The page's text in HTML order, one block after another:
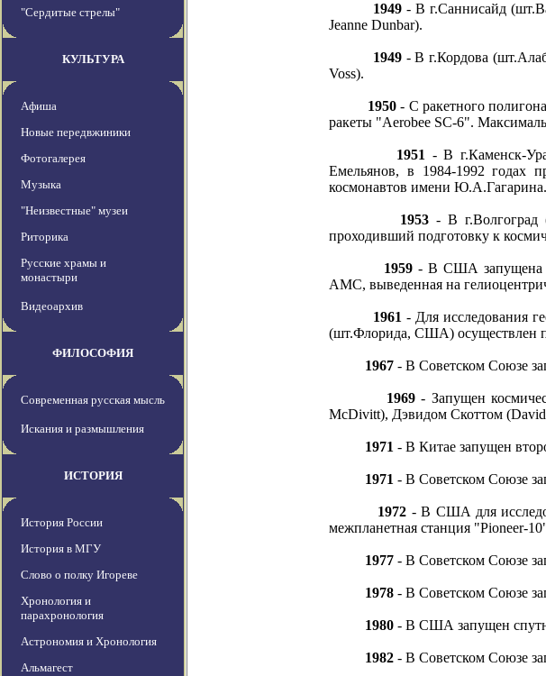
"Сердитые стрелы"
КУЛЬТУРА
Афиша
Новые передвжиники
Фотогалерея
Музыка
"Неизвестные" музеи
Риторика
Русские храмы и
монастыри
Видеоархив
ФИЛОСОФИЯ
Современная русская мысль
Искания и размышления
ИСТОРИЯ
История России
История в МГУ
Слово о полку Игореве
Хронология и
парахронология
Астрономия и Хронология
Альмагест
1949 - В г.Саннисайд
Jeanne Dunbar).
1949- В г.Кордова
Voss).
1950 - С ракетного
ракеты "Aerobee SC-6".
1951 - В г.Каменск-
Емельянов, в 1984-1992 годах
космонавтов имени Ю.А.Гагарина.
1953 - В г.Волгоград
проходивший подготовку к
1959 - В США запущена
АМС, выведенная на
1961 - Для исследования
(шт.Флорида, США) осуществлен
1967 - В Советском Союзе
1969 - Запущен
McDivitt), Дэвидом Скоттом (David
1971 - В Китае запущен
1971 - В Советском Союзе
1972 - В США для
межпланетная станция "Pioneer-
1977 - В Советском Союзе
1978 - В Советском Союзе
1980 - В США запущен
1982 - В Советском Союзе